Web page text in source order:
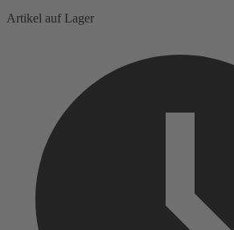
Artikel auf Lager